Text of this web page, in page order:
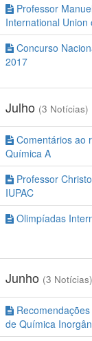
Professor
International Union
Concurso
2017
Julho (3 Notícias)
Comentários ao
Química A
Professor
IUPAC
Olimpíadas
Junho (3 Notícias)
de Química